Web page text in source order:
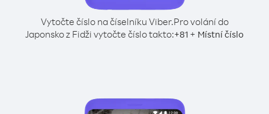
Vytočte číslo na číselníku Viber.Pro volání do
Japonsko z Fidži vytočte číslo takto:+81 + Místní číslo